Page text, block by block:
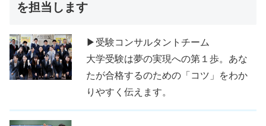
を担当します
▶受験コンサルタントチーム
大学受験は夢の実現への第１歩。あな
たが合格するのための「コツ」をわか
りやすく伝えます。